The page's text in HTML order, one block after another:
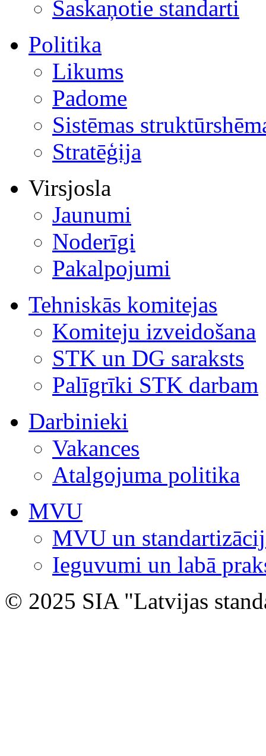
Saskaņotie standarti
Politika
Likums
Padome
Sistēmas
Stratēģija
Virsjosla
Jaunumi
Noderīgi
Pakalpojumi
Tehniskās komitejas
Komiteju izveidošana
STK un DG saraksts
Palīgrīki STK darbam
Darbinieki
Vakances
Atalgojuma politika
MVU
MVU un
Ieguvumi un labā
© 2025 SIA "Latvijas